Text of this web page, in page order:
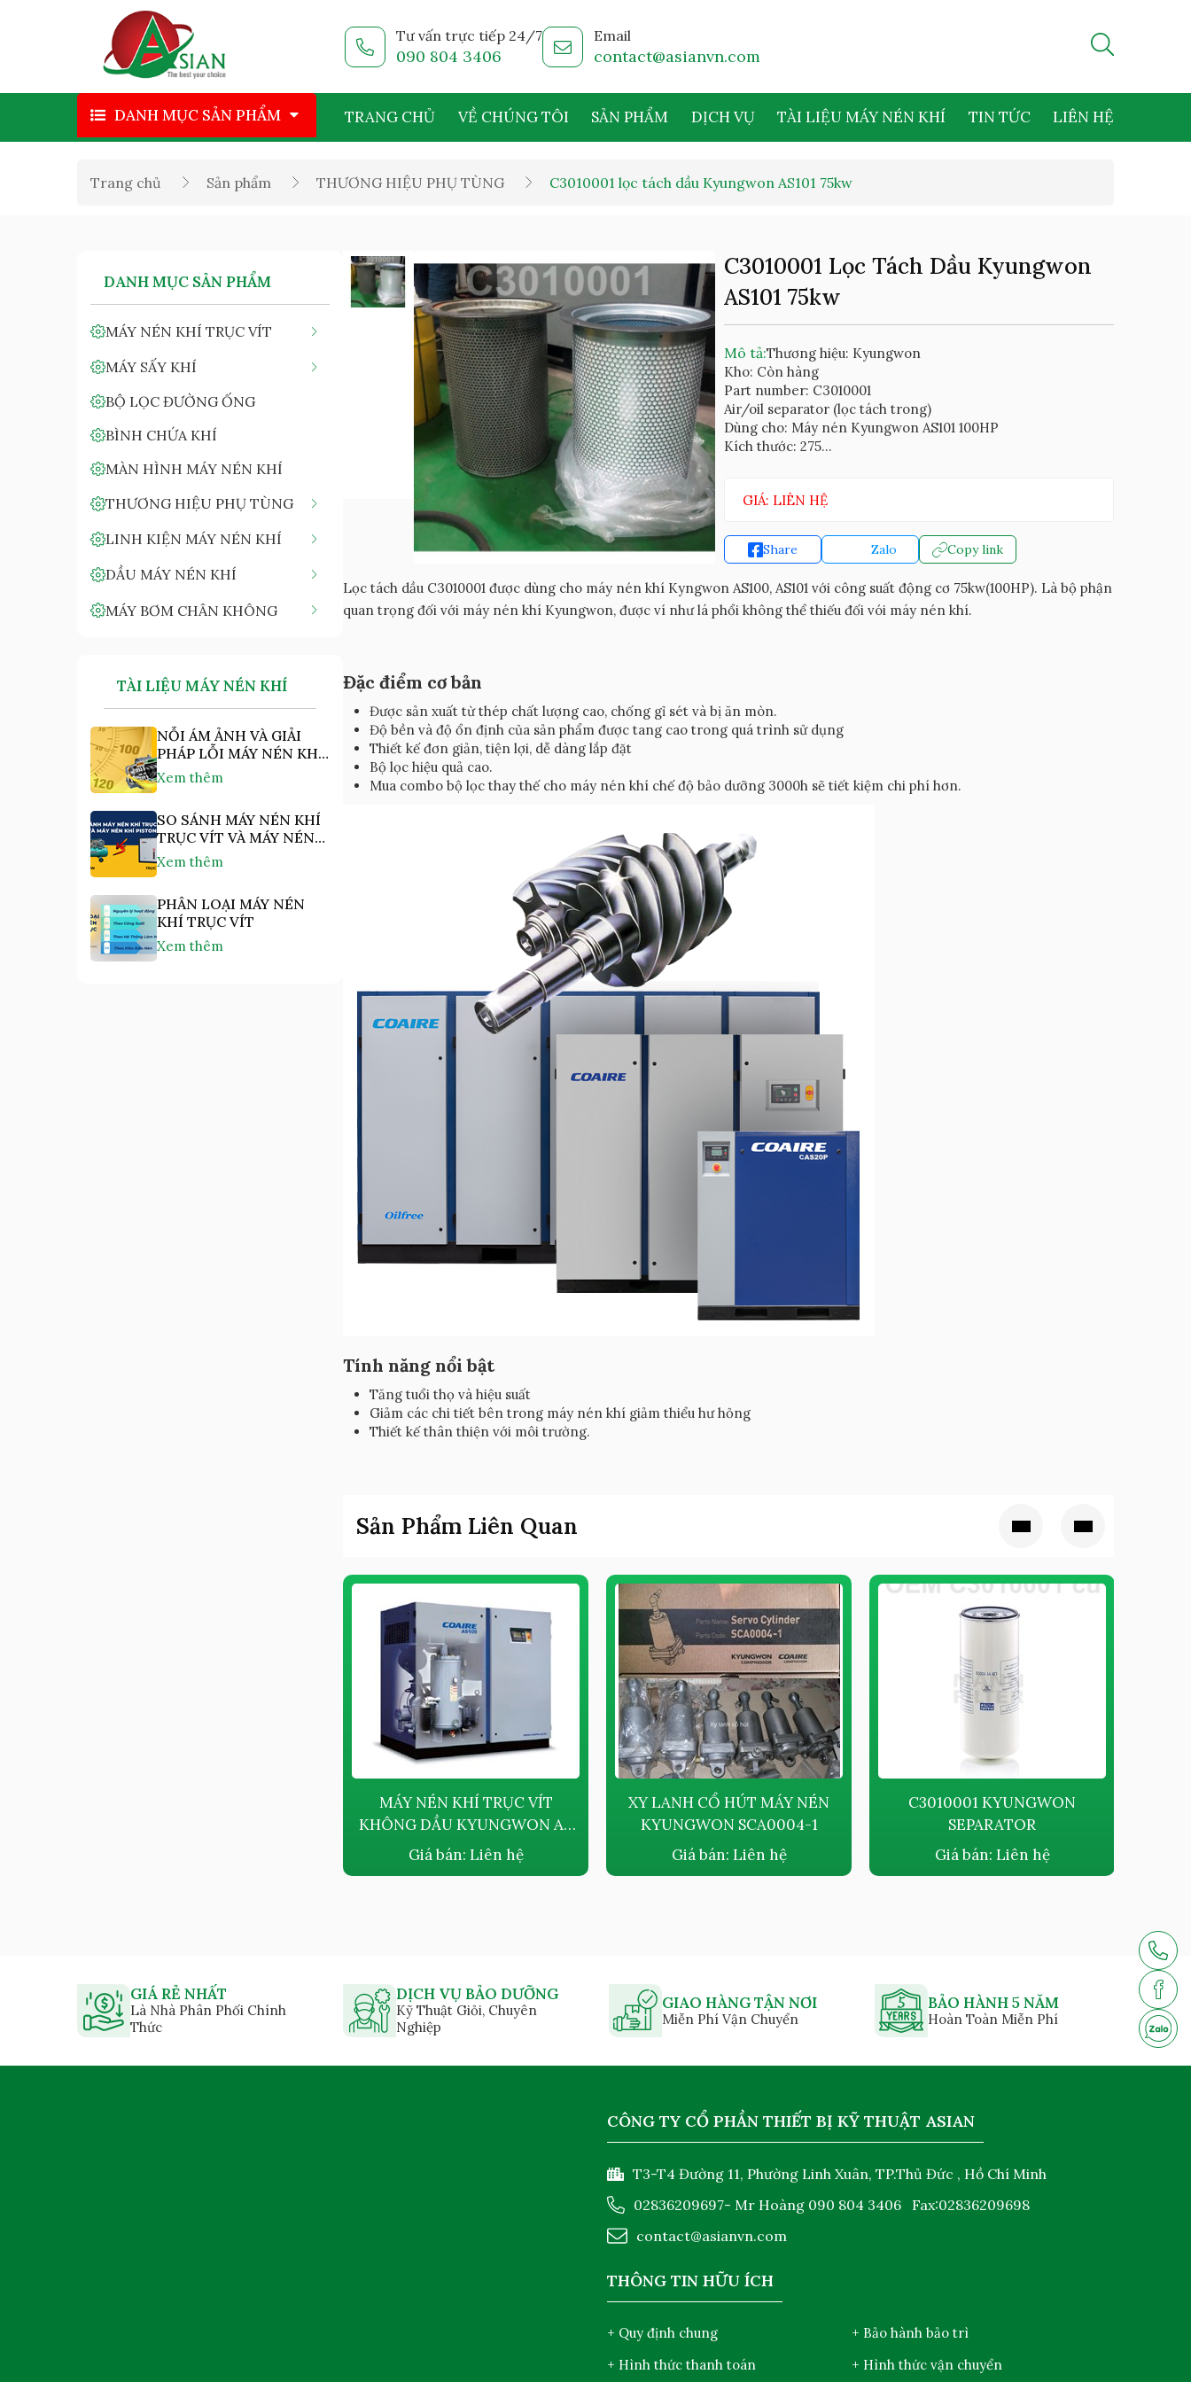
Tư vấn trực tiếp 24/7
090 804 3406
Email
contact@asianvn.com
DANH MỤC SẢN PHẨM TRANG CHỦ VỀ CHÚNG TÔI SẢN PHẨM DỊCH VỤ TÀI LIỆU MÁY NÉN KHÍ TIN TỨC LIÊN HỆ
Trang chủ Sản phẩm THƯƠNG HIỆU PHỤ TÙNG C3010001 lọc tách dầu Kyungwon AS101 75kw
DANH MỤC SẢN PHẨM
MÁY NÉN KHÍ TRỤC VÍT
MÁY SẤY KHÍ
BỘ LỌC ĐƯỜNG ỐNG
BÌNH CHỨA KHÍ
MÀN HÌNH MÁY NÉN KHÍ
THƯƠNG HIỆU PHỤ TÙNG
LINH KIỆN MÁY NÉN KHÍ
DẦU MÁY NÉN KHÍ
MÁY BƠM CHÂN KHÔNG
TÀI LIỆU MÁY NÉN KHÍ
NỖI ÁM ẢNH VÀ GIẢI
PHÁP LỖI MÁY NÉN KHÍ
"NHIỆT ĐỘ CAO"
Xem thêm
SO SÁNH MÁY NÉN KHÍ
TRỤC VÍT VÀ MÁY NÉN
KHÍ PISTON
Xem thêm
PHÂN LOẠI MÁY NÉN
KHÍ TRỤC VÍT
Xem thêm
C3010001 Lọc Tách Dầu Kyungwon
AS101 75kw
Mô tả:Thương hiệu: Kyungwon
Kho: Còn hàng
Part number: C3010001
Air/oil separator (lọc tách trong)
Dùng cho: Máy nén Kyungwon AS101 100HP
Kích thước: 275...
GIÁ: LIÊN HỆ
Share Zalo Copy link
Lọc tách dầu C3010001 được dùng cho máy nén khí Kyngwon AS100, AS101 với công suất động cơ 75kw(100HP). Là bộ phận
quan trọng đối với máy nén khí Kyungwon, được ví như lá phổi không thể thiếu đối vói máy nén khí.
Đặc điểm cơ bản
Được sản xuất từ thép chất lượng cao, chống gỉ sét và bị ăn mòn.
Độ bền và độ ổn định của sản phẩm được tang cao trong quá trình sử dụng
Thiết kế đơn giản, tiện lợi, dễ dàng lắp đặt
Bộ lọc hiệu quả cao.
Mua combo bộ lọc thay thế cho máy nén khí chế độ bảo dưỡng 3000h sẽ tiết kiệm chi phí hơn.
Tính năng nổi bật
Tăng tuổi thọ và hiệu suất
Giảm các chi tiết bên trong máy nén khí giảm thiểu hư hỏng
Thiết kế thân thiện với môi trường.
Sản Phẩm Liên Quan
MÁY NÉN KHÍ TRỤC VÍT
KHÔNG DẦU KYUNGWON AF
SERIES
Giá bán: Liên hệ
XY LANH CỔ HÚT MÁY NÉN
KYUNGWON SCA0004-1
Giá bán: Liên hệ
C3010001 KYUNGWON
SEPARATOR
Giá bán: Liên hệ
GIÁ RẺ NHẤT
Là Nhà Phân Phối Chính
Thức
DỊCH VỤ BẢO DƯỠNG
Kỹ Thuật Giỏi, Chuyên
Nghiệp
GIAO HÀNG TẬN NƠI
Miễn Phí Vận Chuyển
BẢO HÀNH 5 NĂM
Hoàn Toàn Miễn Phí
CÔNG TY CỔ PHẦN THIẾT BỊ KỸ THUẬT ASIAN
T3-T4 Đường 11, Phường Linh Xuân, TP.Thủ Đức , Hồ Chí Minh
02836209697- Mr Hoàng 090 804 3406
Fax:02836209698
contact@asianvn.com
THÔNG TIN HỮU ÍCH
+ Quy định chung
+ Hình thức thanh toán
+ Bảo hành bảo trì
+ Hình thức vận chuyển